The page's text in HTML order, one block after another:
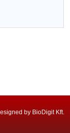
by BioDigit Kft.